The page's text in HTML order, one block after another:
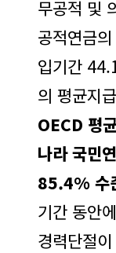
무공적 및
공적연금
입기간
의 평균지
OECD 평
나라 국민
85.4% 수
기간 동안
경력단절